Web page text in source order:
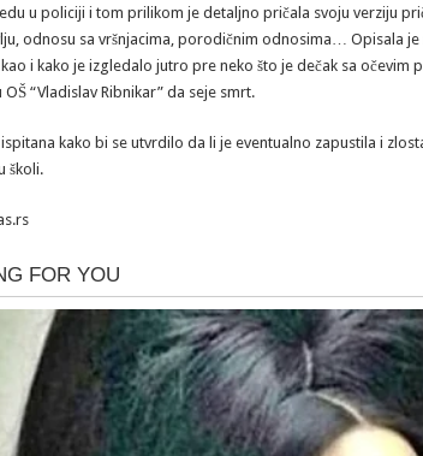
u policiji i tom prilikom je detaljno pričala svoju verziju
odnosu sa vršnjacima, porodičnim odnosima… Opisala
i kako je izgledalo jutro pre neko što je dečak sa očevim
“Vladislav Ribnikar” da seje smrt.
kako bi se utvrdilo da li je eventualno zapustila i
školi.